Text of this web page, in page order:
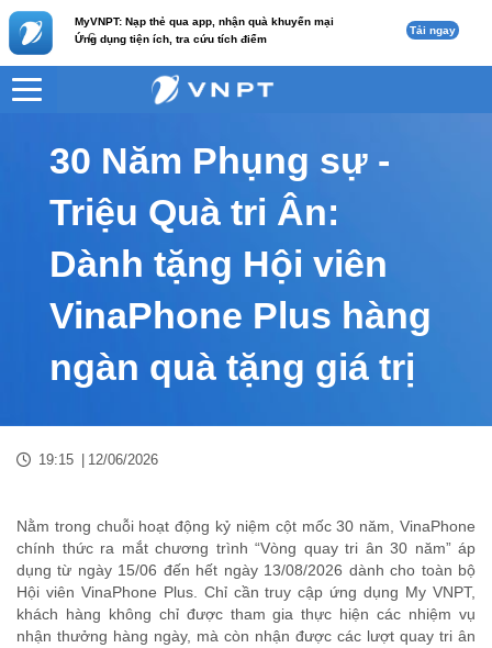
MyVNPT: Nạp thẻ qua app, nhận quà khuyến mại
Ứng dụng tiện ích, tra cứu tích điểm
c Tải ngay
VNPT Nội dung tin
30 Năm Phụng sự -
Triệu Quà tri Ân:
Dành tặng Hội viên
VinaPhone Plus hàng
ngàn quà tặng giá trị
19:15 12/06/2026
Nằm trong chuỗi hoạt động kỷ niệm cột mốc 30 năm, VinaPhone
chính thức ra mắt chương trình “Vòng quay tri ân 30 năm” áp
dụng từ ngày 15/06 đến hết ngày 13/08/2026 dành cho toàn bộ
Hội viên VinaPhone Plus. Chỉ cần truy cập ứng dụng My VNPT,
khách hàng không chỉ được tham gia thực hiện các nhiệm vụ
nhận thưởng hàng ngày, mà còn nhận được các lượt quay tri ân